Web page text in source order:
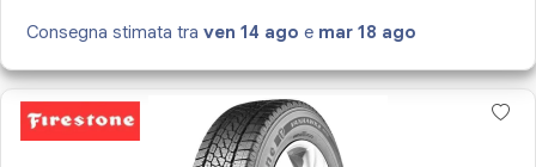
Consegna stimata traven 14 ago e mar 18 ago